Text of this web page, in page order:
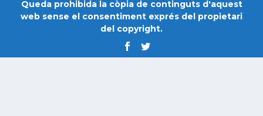
Queda prohibida la còpia de continguts d'aquest
web sense el consentiment exprés del propietari
del copyright.